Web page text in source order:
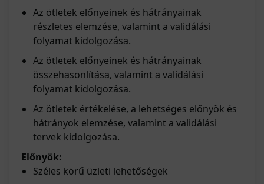
Az ötletek előnyeinek és hátrányainak
részletes elemzése, valamint a validálási
folyamat kidolgozása.
Az ötletek előnyeinek és hátrányainak
összehasonlítása, valamint a validálási
folyamat kidolgozása.
Az ötletek értékelése, a lehetséges előnyök és
hátrányok elemzése, valamint a validálási
tervek kidolgozása.
Előnyök:
Széles körű üzleti lehetőségek